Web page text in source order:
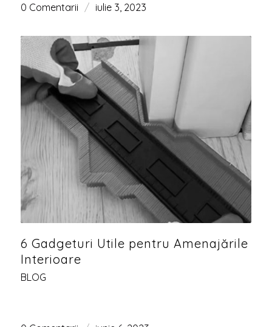
0 Comentarii / iulie 3, 2023
6 Gadgeturi Utile pentru Amenajările
Interioare
BLOG